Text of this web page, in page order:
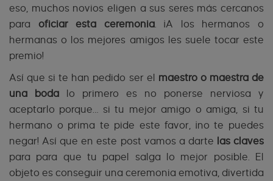
eso, muchos novios eligen a sus seres más cercanos
para oficiar esta ceremonia. ¡A los hermanos o
hermanas o los mejores amigos les suele tocar este
premio!
Así que si te han pedido ser el maestro o maestra de
una boda lo primero es no ponerse nerviosa y
aceptarlo porque… si tu mejor amigo o amiga, si tu
hermano o prima te pide este favor, ¡no te puedes
negar! Así que en este post vamos a darte las claves
para para que tu papel salga lo mejor posible. El
objeto es conseguir una ceremonia emotiva, divertida